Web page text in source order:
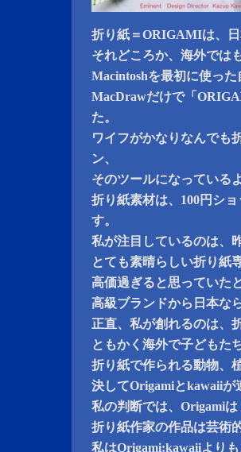
折り紙＝ORIGAMIは、
それどころか、海外では
Macintoshを最初に使っ
MacDrawだけで「
た。
ワイフがかなりなんでも
ン、
そのツールになっている
折り紙素材は、100円シ
す。
私が注目しているのは、
とても素晴らしい折り紙
高価過ぎると思っていた
高級ブランドから日本な
正直、私が創れるのは、
ともかく海外で子どもた
折り紙で作られる動物、
決してOrigamiとkawaiiが
私の判断では、Origami
折り紙作家の作品は芸術
私はOrigami:kawaiiより